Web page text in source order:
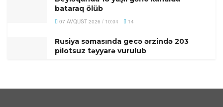
bataraq ölüb
07 AVQUST 2026 / 10:04 14
Rusiya səmasında gecə ərzində 203
pilotsuz təyyarə vurulub